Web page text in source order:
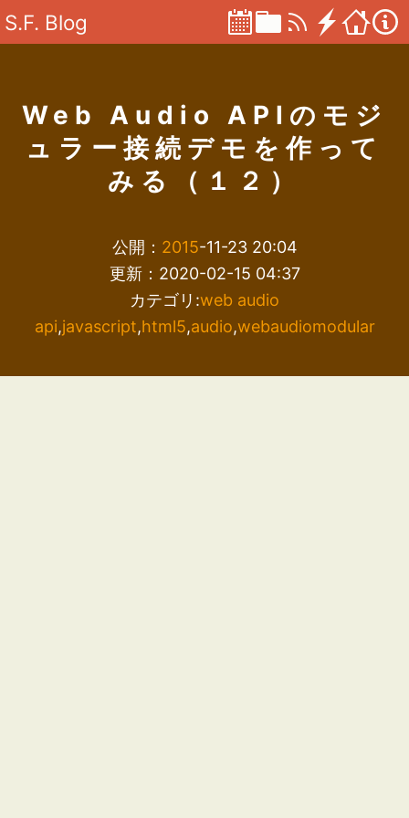
S.F. Blog
Web Audio APIのモジ
ュラー接続デモを作って
みる（１２）
公開： 2015-11-23 20:04
更新：2020-02-15 04:37
カテゴリ:web audio
api,javascript,html5,audio,webaudiomodular